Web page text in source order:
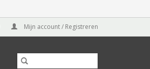
Mijn account / Registreren